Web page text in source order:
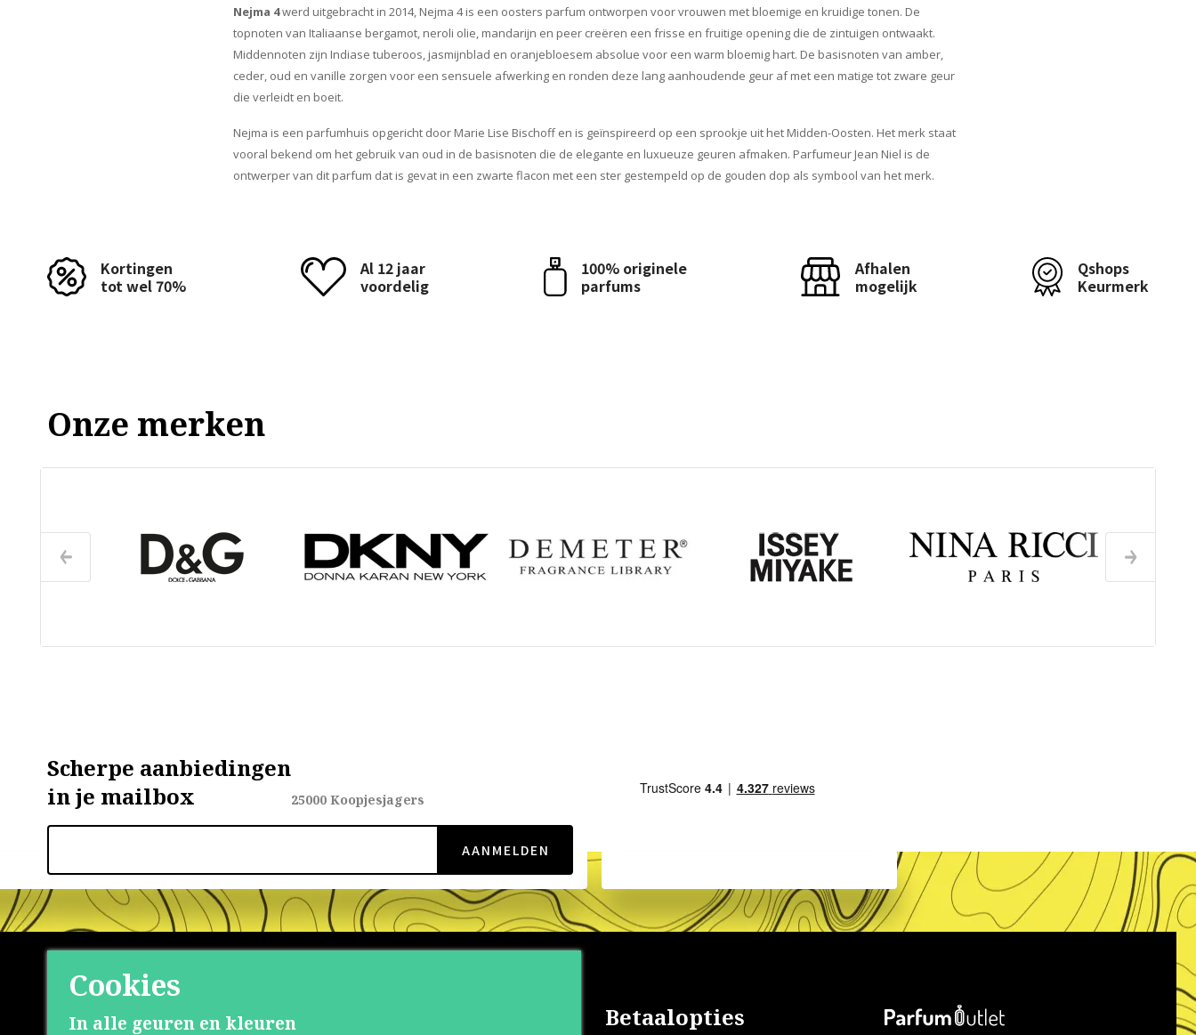
Nejma 4werd uitgebracht in 2014, Nejma 4 is een oosters parfum ontworpen voor vrouwen met bloemige en kruidige tonen. De
topnoten van Italiaanse bergamot, neroli olie, mandarijn en peer creëren een frisse en fruitige opening die de zintuigen ontwaakt.
Middennoten zijn Indiase tuberoos, jasmijnblad en oranjebloesem absolue voor een warm bloemig hart. De basisnoten van amber,
ceder, oud en vanille zorgen voor een sensuele afwerking en ronden deze lang aanhoudende geur af met een matige tot zware geur
die verleidt en boeit.
Nejma is een parfumhuis opgericht door Marie Lise Bischoff en is geïnspireerd op een sprookje uit het Midden-Oosten. Het merk staat
vooral bekend om het gebruik van oud in de basisnoten die de elegante en luxueuze geuren afmaken. Parfumeur Jean Niel is de
ontwerper van dit parfum dat is gevat in een zwarte flacon met een ster gestempeld op de gouden dop als symbool van het merk.
Kortingen
tot wel 70%
Al 12 jaar
voordelig
100% originele
parfums
Afhalen
mogelijk
Qshops
Keurmerk
Onze merken
Scherpe aanbiedingen
in je mailbox
25000 Koopjesjagers
AANMELDEN
Shop Betaalopties
Cookies
In alle geuren en kleuren